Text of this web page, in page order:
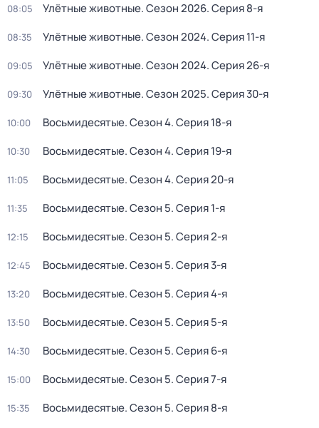
08:05 Улётные животные. Сезон 2026. Серия 8-я
08:35 Улётные животные. Сезон 2024. Серия 11-я
09:05 Улётные животные. Сезон 2024. Серия 26-я
09:30 Улётные животные. Сезон 2025. Серия 30-я
10:00 Восьмидесятые. Сезон 4. Серия 18-я
10:30 Восьмидесятые. Сезон 4. Серия 19-я
11:05 Восьмидесятые. Сезон 4. Серия 20-я
11:35 Восьмидесятые. Сезон 5. Серия 1-я
12:15 Восьмидесятые. Сезон 5. Серия 2-я
12:45 Восьмидесятые. Сезон 5. Серия 3-я
13:20 Восьмидесятые. Сезон 5. Серия 4-я
13:50 Восьмидесятые. Сезон 5. Серия 5-я
14:30 Восьмидесятые. Сезон 5. Серия 6-я
15:00 Восьмидесятые. Сезон 5. Серия 7-я
15:35 Восьмидесятые. Сезон 5. Серия 8-я